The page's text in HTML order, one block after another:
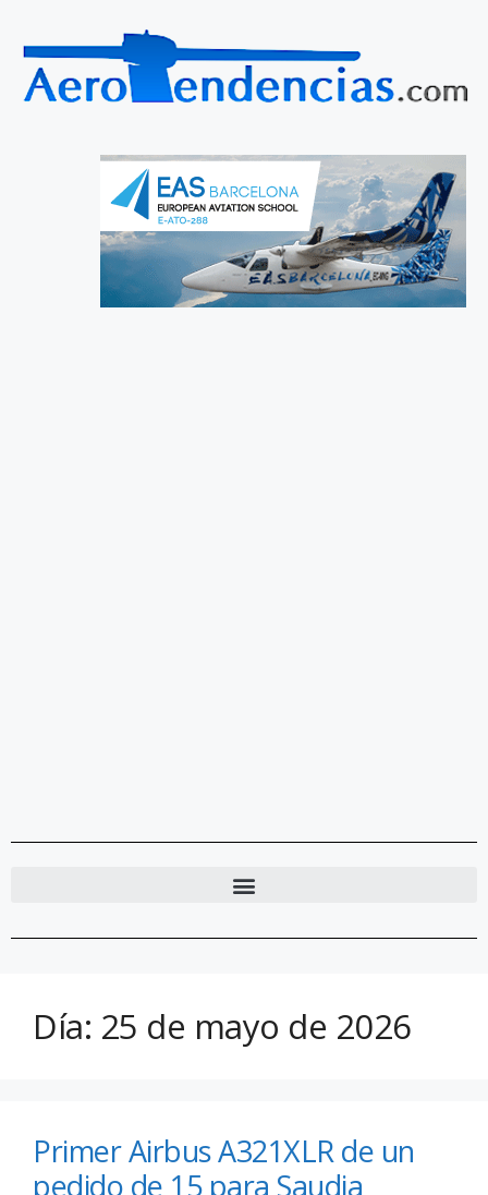
Día: 25 de mayo de 2026
Primer Airbus A321XLR de un
pedido de 15 para Saudia